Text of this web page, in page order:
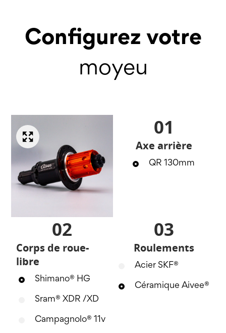
Configurez votre
moyeu
01
Axe arrière
QR 130mm
02
Corps de roue-
libre
Shimano® HG
Sram® XDR /XD
Campagnolo® 11v
03
Roulements
Acier SKF®
Céramique Aivee®